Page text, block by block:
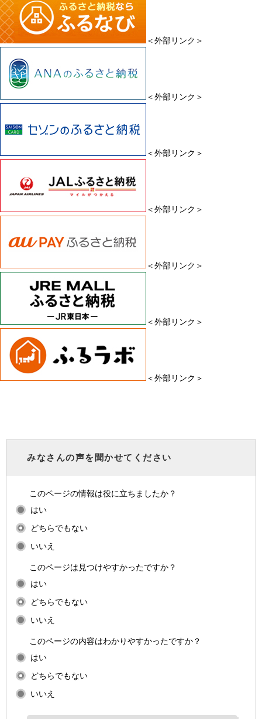
＜外部リンク＞
＜外部リンク＞
＜外部リンク＞
＜外部リンク＞
＜外部リンク＞
＜外部リンク＞
＜外部リンク＞
みなさんの声を聞かせてください
このページの情報は役に立ちましたか？
はい
どちらでもない
いいえ
このページは見つけやすかったですか？
はい
どちらでもない
いいえ
このページの内容はわかりやすかったですか？
はい
どちらでもない
いいえ